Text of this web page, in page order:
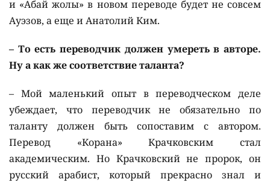
и «Абай жолы» в новом переводе будет не совсем
Ауэзов, а еще и Анатолий Ким.
– То есть переводчик должен умереть в авторе.
Ну а как же соответствие таланта?
– Мой маленький опыт в переводческом деле
убеждает, что переводчик не обязательно по
таланту должен быть сопоставим с автором.
Перевод «Корана» Крачковским стал
академическим. Но Крачковский не пророк, он
русский арабист, который прекрасно знал и